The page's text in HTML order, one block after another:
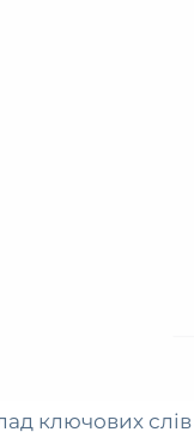
ключових